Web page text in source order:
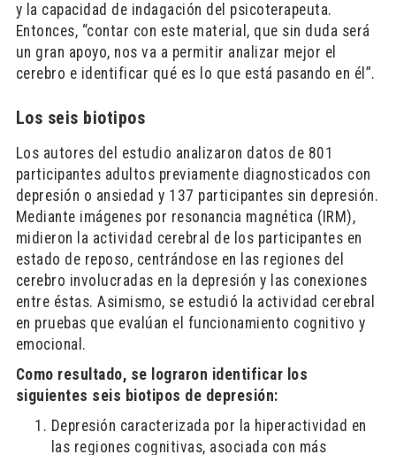
y la capacidad de indagación del psicoterapeuta.
Entonces, “contar con este material, que sin duda será
un gran apoyo, nos va a permitir analizar mejor el
cerebro e identificar qué es lo que está pasando en él”.
Los seis biotipos
Los autores del estudio analizaron datos de 801
participantes adultos previamente diagnosticados con
depresión o ansiedad y 137 participantes sin depresión.
Mediante imágenes por resonancia magnética (IRM),
midieron la actividad cerebral de los participantes en
estado de reposo, centrándose en las regiones del
cerebro involucradas en la depresión y las conexiones
entre éstas. Asimismo, se estudió la actividad cerebral
en pruebas que evalúan el funcionamiento cognitivo y
emocional.
Como resultado, se lograron identificar los
siguientes seis biotipos de depresión:
Depresión caracterizada por la hiperactividad en
las regiones cognitivas, asociada con más